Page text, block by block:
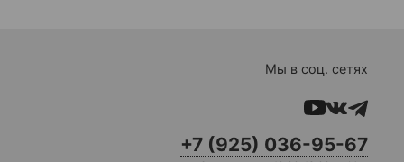
Мы в соц. сетях
+7 (925) 036-95-67